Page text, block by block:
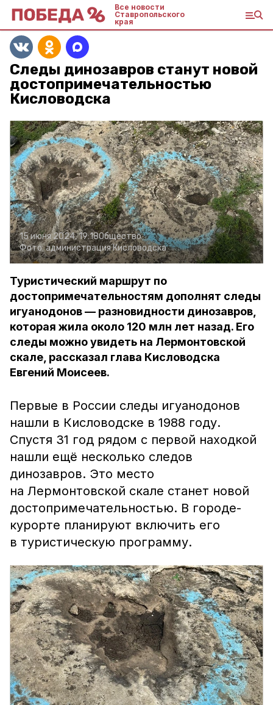
Все новости
Ставропольского
края
Следы динозавров станут новой
достопримечательностью
Кисловодска
15 июня 2024, 19:18Общество
Фото:администрация Кисловодска
Туристический маршрут по
достопримечательностям дополнят следы
игуанодонов — разновидности динозавров,
которая жила около 120 млн лет назад. Его
следы можно увидеть на Лермонтовской
скале, рассказал глава Кисловодска
Евгений Моисеев.
Первые в России следы игуанодонов
нашли в Кисловодске в 1988 году.
Спустя 31 год рядом с первой находкой
нашли ещё несколько следов
динозавров. Это место
на Лермонтовской скале станет новой
достопримечательностью. В городе-
курорте планируют включить его
в туристическую программу.